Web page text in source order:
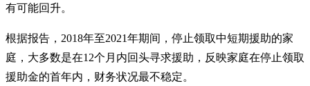
有可能回升。
根据报告，2018年至2021年期间，停止领取中短期援助的家
庭，大多数是在12个月内回头寻求援助，反映家庭在停止领取
援助金的首年内，财务状况最不稳定。